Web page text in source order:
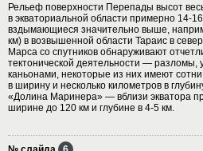
Рельеф поверхности Перепады высот
в экваториальной области примерно 14-
вздымающиеся значительно выше,
км) в возвышенной области Тараис в
Марса со спутников обнаруживают
тектонической деятельности — разломы,
каньонами, некоторые из них имеют
в ширину и несколько километров в
«Долина Маринера» — вблизи экватора
ширине до 120 км и глубине в 4-5 км.